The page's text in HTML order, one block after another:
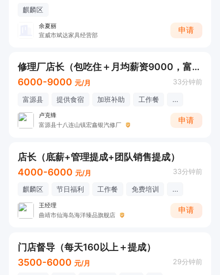
麒麟区
余夏丽
宣威市斌达家具经营部
申请
修理厂店长（包吃住＋月均薪资9000，富源十八连山）
6000-9000 元/月 33分钟前
富源县 提供食宿 加班补助 工作餐 ...
卢克锋
富源县十八连山镇宏鑫银汽修厂
申请
店长（底薪+管理提成+团队销售提成）
4000-6000 元/月 33分钟前
麒麟区 节日福利 工作餐 免费培训 ...
王经理
曲靖市仙海岛海洋臻品旗舰店
申请
门店督导（每天160以上＋提成）
3500-6000 元/月 29分钟前